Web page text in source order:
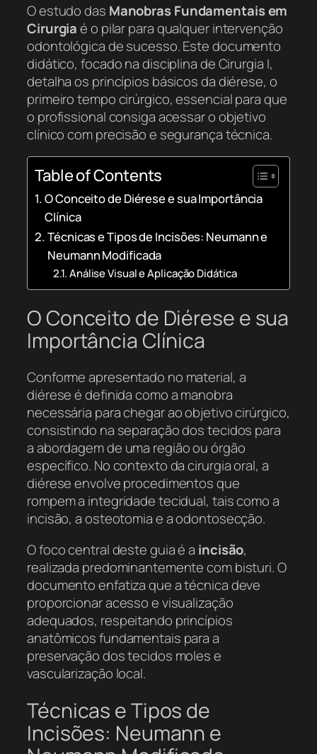
O estudo das Manobras Fundamentais em
Cirurgiaé o pilar para qualquer intervenção
odontológica de sucesso. Este documento
didático, focado na disciplina de Cirurgia I,
detalha os princípios básicos da diérese, o
primeiro tempo cirúrgico, essencial para que
o profissional consiga acessar o objetivo
clínico com precisão e segurança técnica.
Table of Contents
O Conceito de Diérese e sua Importância
Clínica
Técnicas e Tipos de Incisões: Neumann e
Neumann Modificada
Análise Visual e Aplicação Didática
O Conceito de Diérese e sua
Importância Clínica
Conforme apresentado no material, a
diérese é definida como a manobra
necessária para chegar ao objetivo cirúrgico,
consistindo na separação dos tecidos para
a abordagem de uma região ou órgão
específico. No contexto da cirurgia oral, a
diérese envolve procedimentos que
rompem a integridade tecidual, tais como a
incisão, a osteotomia e a odontosecção.
O foco central deste guia é a incisão,
realizada predominantemente com bisturi. O
documento enfatiza que a técnica deve
proporcionar acesso e visualização
adequados, respeitando princípios
anatômicos fundamentais para a
preservação dos tecidos moles e
vascularização local.
Técnicas e Tipos de
Incisões: Neumann e